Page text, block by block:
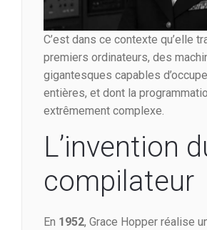
C’est dans ce contexte qu’elle
premiers ordinateurs, des
gigantesques capables
entières, et dont la
extrêmement complexe.
L’invention
compilateur
En 1952, Grace Hopper réalise